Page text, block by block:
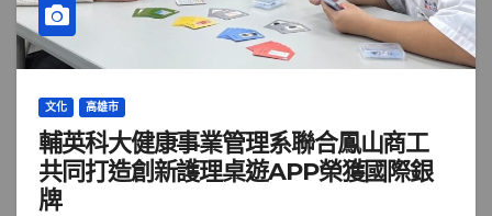
文化 高雄市
輔英科大健康事業管理系聯合鳳山商工
共同打造創新護理桌遊APP榮獲國際銀
牌